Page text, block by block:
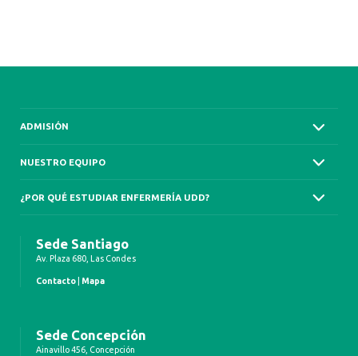
ADMISIÓN
NUESTRO EQUIPO
¿POR QUÉ ESTUDIAR ENFERMERÍA UDD?
Sede Santiago
Av. Plaza 680, Las Condes
Contacto Mapa
Sede Concepción
Ainavillo 456, Concepción